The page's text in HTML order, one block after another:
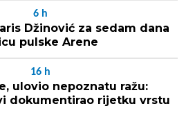
6 h
Džinović za sedam dana
pulske Arene
16 h
ulovio nepoznatu ražu:
dokumentirao rijetku vrstu